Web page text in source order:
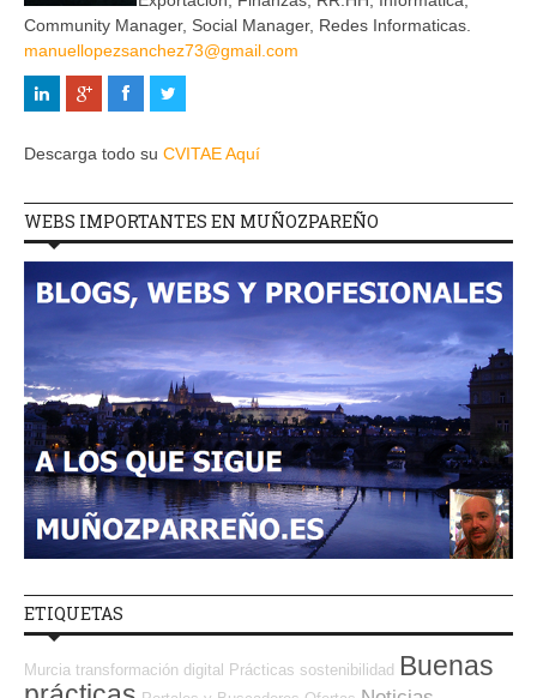
Community Manager, Social Manager, Redes Informaticas.
manuellopezsanchez73@gmail.com
Descarga todo su CVITAE Aquí
WEBS IMPORTANTES EN MUÑOZPAREÑO
ETIQUETAS
Murcia transformación digital Prácticas sostenibilidad Buenas